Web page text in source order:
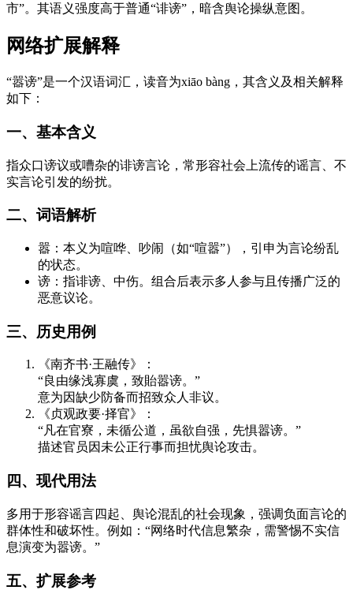
市”。其语义强度高于普通“诽谤”，暗含舆论操纵意图。
网络扩展解释
“嚣谤”是一个汉语词汇，读音为xiāo bàng，其含义及相关解释
如下：
一、基本含义
指众口谤议或嘈杂的诽谤言论，常形容社会上流传的谣言、不
实言论引发的纷扰。
二、词语解析
嚣：本义为喧哗、吵闹（如“喧嚣”），引申为言论纷乱
的状态。
谤：指诽谤、中伤。组合后表示多人参与且传播广泛的
恶意议论。
三、历史用例
《南齐书·王融传》：
“良由缘浅寡虞，致貽嚣谤。”
意为因缺少防备而招致众人非议。
《贞观政要·择官》：
“凡在官寮，未循公道，虽欲自强，先惧嚣谤。”
描述官员因未公正行事而担忧舆论攻击。
四、现代用法
多用于形容谣言四起、舆论混乱的社会现象，强调负面言论的
群体性和破坏性。例如：“网络时代信息繁杂，需警惕不实信
息演变为嚣谤。”
五、扩展参考